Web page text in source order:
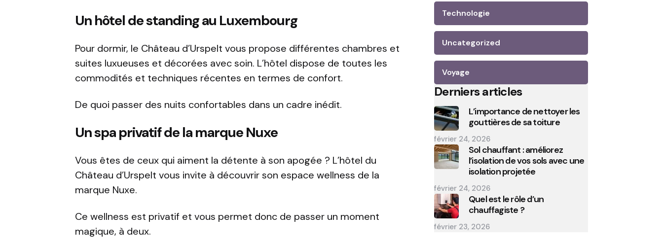
Un hôtel de standing au Luxembourg
Pour dormir, le Château d’Urspelt vous propose différentes chambres et
suites luxueuses et décorées avec soin. L’hôtel dispose de toutes les
commodités et techniques récentes en termes de confort.
De quoi passer des nuits confortables dans un cadre inédit.
Un spa privatif de la marque Nuxe
Vous êtes de ceux qui aiment la détente à son apogée ? L’hôtel du
Château d’Urspelt vous invite à découvrir son espace wellness de la
marque Nuxe.
Ce wellness est privatif et vous permet donc de passer un moment
magique, à deux.
Technologie
Uncategorized
Voyage
Derniers articles
L’importance de nettoyer les
gouttières de sa toiture
février 24, 2026
Sol chauffant : améliorez
l’isolation de vos sols avec une
isolation projetée
février 24, 2026
Quel est le rôle d’un
chauffagiste ?
février 23, 2026